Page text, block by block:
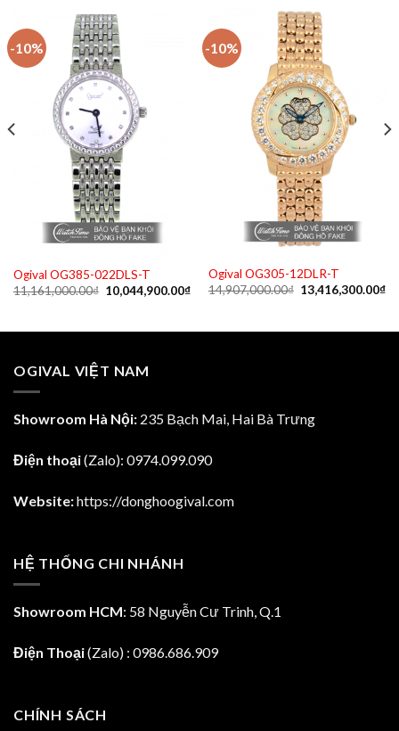
-10%
Ogival OG385-022DLS-T
11,161,000.00₫ Giá
gốc
10,044,900.00₫Giá
10,044,900.00₫.
-10%
Ogival OG305-12DLR-T
14,907,000.00₫ Giá
gốc
13,416,300.00₫
OGIVAL VIỆT NAM
Showroom Hà Nội: 235 Bạch Mai, Hai Bà Trưng
Điện thoại(Zalo): 0974.099.090
Website:https://donghoogival.com
HỆ THỐNG CHI NHÁNH
Showroom HCM: 58 Nguyễn Cư Trinh, Q.1
Điện Thoại(Zalo) : 0986.686.909
CHÍNH SÁCH